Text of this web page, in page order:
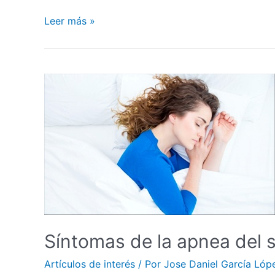
Leer más »
Síntomas de la apnea del
Artículos de interés / Por Jose Daniel García